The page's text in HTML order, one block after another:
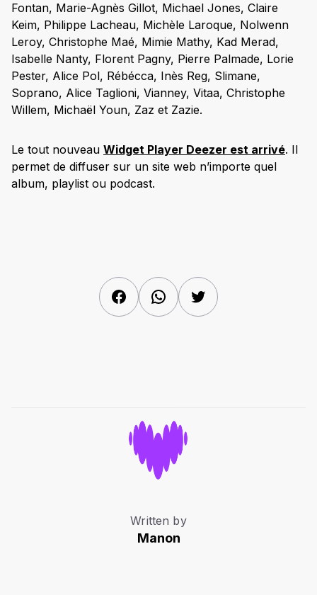
Fontan, Marie-Agnès Gillot, Michael Jones, Claire
Keim, Philippe Lacheau, Michèle Laroque, Nolwenn
Leroy, Christophe Maé, Mimie Mathy, Kad Merad,
Isabelle Nanty, Florent Pagny, Pierre Palmade, Lorie
Pester, Alice Pol, Rébécca, Inès Reg, Slimane,
Soprano, Alice Taglioni, Vianney, Vitaa, Christophe
Willem, Michaël Youn, Zaz et Zazie.
Le tout nouveau Widget Player Deezer est arrivé. Il
permet de diffuser sur un site web n’importe quel
album, playlist ou podcast.
FacebookWhatsAppTwitter
Written by
Manon